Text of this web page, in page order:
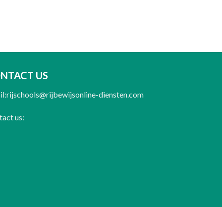
US
diensten.com
us: